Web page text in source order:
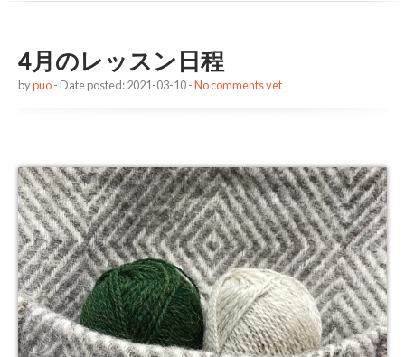
4月のレッスン日程
bypuo- Date posted: 2021-03-10 -No comments yet